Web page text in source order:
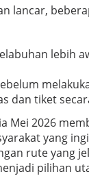
lancar,
lebih
dan tiket
Mei 2026
yang
rute yang
pilihan